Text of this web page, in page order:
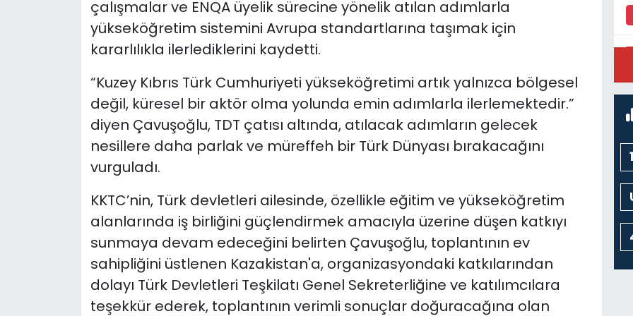
çalışmalar ve ENQA üyelik sürecine yönelik atılan adımlarla
yükseköğretim sistemini Avrupa standartlarına taşımak için
kararlılıkla ilerlediklerini kaydetti.
“Kuzey Kıbrıs Türk Cumhuriyeti yükseköğretimi artık yalnızca bölgesel
değil, küresel bir aktör olma yolunda emin adımlarla ilerlemektedir.”
diyen Çavuşoğlu, TDT çatısı altında, atılacak adımların gelecek
nesillere daha parlak ve müreffeh bir Türk Dünyası bırakacağını
vurguladı.
KKTC’nin, Türk devletleri ailesinde, özellikle eğitim ve yükseköğretim
alanlarında iş birliğini güçlendirmek amacıyla üzerine düşen katkıyı
sunmaya devam edeceğini belirten Çavuşoğlu, toplantının ev
sahipliğini üstlenen Kazakistan'a, organizasyondaki katkılarından
dolayı Türk Devletleri Teşkilatı Genel Sekreterliğine ve katılımcılara
teşekkür ederek, toplantının verimli sonuçlar doğuracağına olan